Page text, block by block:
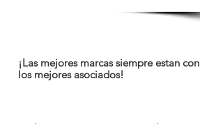
¡Las mejores marcas siempre estan con
los mejores asociados!